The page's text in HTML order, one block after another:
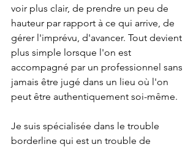
voir plus clair, de prendre un peu de
hauteur par rapport à ce qui arrive, de
gérer l'imprévu, d'avancer. Tout devient
plus simple lorsque l'on est
accompagné par un professionnel sans
jamais être jugé dans un lieu où l'on
peut être authentiquement soi-même.
Je suis spécialisée dans le trouble
borderline qui est un trouble de